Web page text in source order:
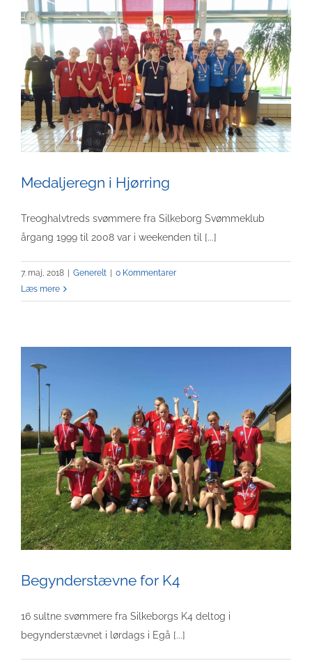
Medaljeregn i Hjørring
Treoghalvtreds svømmere fra Silkeborg Svømmeklub
årgang 1999 til 2008 var i weekenden til [...]
7. maj, 2018 | Generelt | 0 Kommentarer
Læs mere
Begynderstævne for K4
16 sultne svømmere fra Silkeborgs K4 deltog i
begynderstævnet i lørdags i Egå [...]